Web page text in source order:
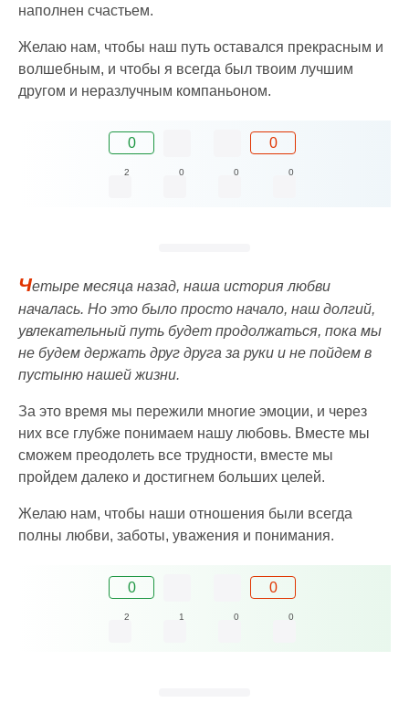
наполнен счастьем.
Желаю нам, чтобы наш путь оставался прекрасным и
волшебным, и чтобы я всегда был твоим лучшим
другом и неразлучным компаньоном.
0 0
2 0 0 0
Четыре месяца назад, наша история любви
началась. Но это было просто начало, наш долгий,
увлекательный путь будет продолжаться, пока мы
не будем держать друг друга за руки и не пойдем в
пустыню нашей жизни.
За это время мы пережили многие эмоции, и через
них все глубже понимаем нашу любовь. Вместе мы
сможем преодолеть все трудности, вместе мы
пройдем далеко и достигнем больших целей.
Желаю нам, чтобы наши отношения были всегда
полны любви, заботы, уважения и понимания.
0 0
2 1 0 0